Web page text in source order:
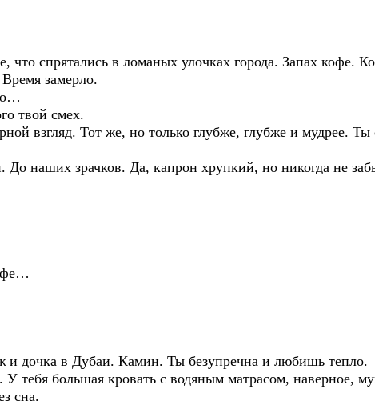
что спрятались в ломаных улочках города. Запах
замерло.
твой смех.
взгляд. Тот же, но только глубже, глубже и мудрее. Ты
наших зрачков. Да, капрон хрупкий, но никогда не
и дочка в Дубаи. Камин. Ты безупречна и любишь тепло.
тебя большая кровать с водяным матрасом, наверное,
сна.